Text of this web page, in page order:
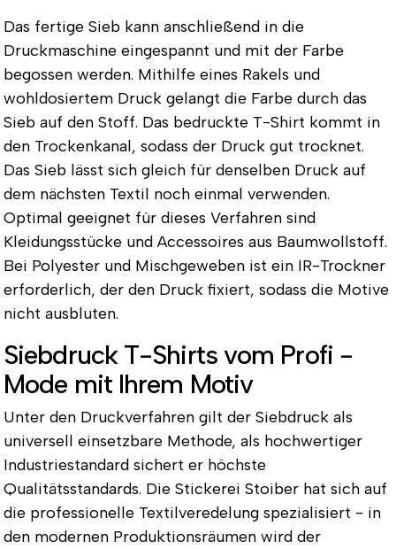
Das fertige Sieb kann anschließend in die
Druckmaschine eingespannt und mit der Farbe
begossen werden. Mithilfe eines Rakels und
wohldosiertem Druck gelangt die Farbe durch das
Sieb auf den Stoff. Das bedruckte T-Shirt kommt in
den Trockenkanal, sodass der Druck gut trocknet.
Das Sieb lässt sich gleich für denselben Druck auf
dem nächsten Textil noch einmal verwenden.
Optimal geeignet für dieses Verfahren sind
Kleidungsstücke und Accessoires aus Baumwollstoff.
Bei Polyester und Mischgeweben ist ein IR-Trockner
erforderlich, der den Druck fixiert, sodass die Motive
nicht ausbluten.
Siebdruck T-Shirts vom Profi -
Mode mit Ihrem Motiv
Unter den Druckverfahren gilt der Siebdruck als
universell einsetzbare Methode, als hochwertiger
Industriestandard sichert er höchste
Qualitätsstandards. Die Stickerei Stoiber hat sich auf
die professionelle Textilveredelung spezialisiert - in
den modernen Produktionsräumen wird der